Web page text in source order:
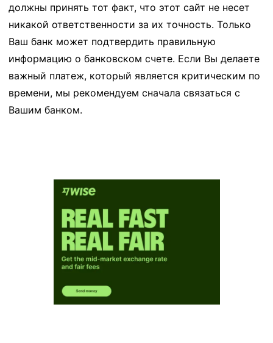
должны принять тот факт, что этот сайт не несет
никакой ответственности за их точность. Только
Ваш банк может подтвердить правильную
информацию о банковском счете. Если Вы делаете
важный платеж, который является критическим по
времени, мы рекомендуем сначала связаться с
Вашим банком.